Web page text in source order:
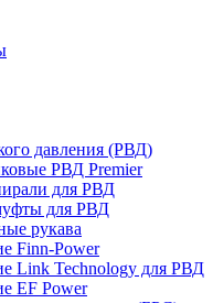
давления (РВД)
РВД Premier
для РВД
для РВД
рукава
Finn-Power
Link Technology для РВД
EF Power